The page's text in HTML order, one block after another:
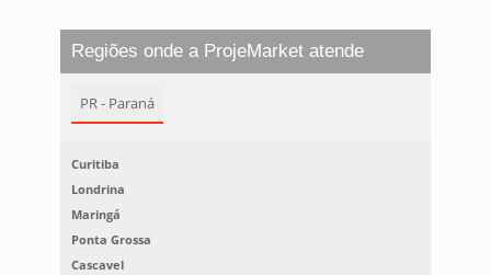
Regiões onde a ProjeMarket atende
PR - Paraná
Curitiba
Londrina
Maringá
Ponta Grossa
Cascavel